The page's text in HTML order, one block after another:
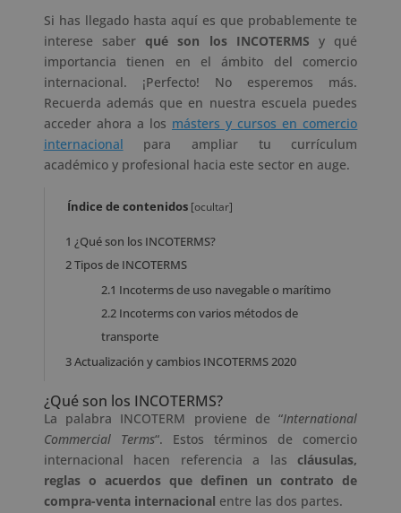
Si has llegado hasta aquí es que probablemente te
interese saberqué son los INCOTERMS y qué
importancia tienen en el ámbito del comercio
internacional. ¡Perfecto! No esperemos más.
Recuerda además que en nuestra escuela puedes
acceder ahora a los másters y cursos en comercio
internacional para ampliar tu currículum
académico y profesional hacia este sector en auge.
Índice de contenidos [ocultar]
1 ¿Qué son los INCOTERMS?
2Tipos de INCOTERMS
2.1 Incoterms de uso navegable o marítimo
2.2Incoterms con varios métodos de
transporte
3Actualización y cambios INCOTERMS 2020
¿Qué son los INCOTERMS?
La palabra INCOTERM proviene de “International
Commercial Terms“. Estos términos de comercio
internacional hacen referencia a las cláusulas,
reglas o acuerdos que definen un contrato de
compra-venta internacional entre las dos partes.